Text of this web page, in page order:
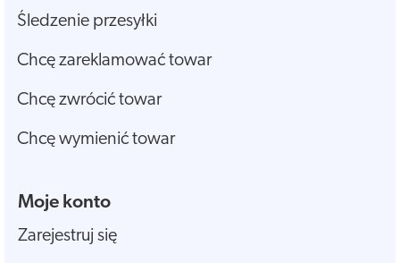
Śledzenie przesyłki
Chcę zareklamować towar
Chcę zwrócić towar
Chcę wymienić towar
Moje konto
Zarejestruj się